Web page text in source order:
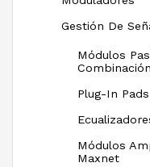
Gestión De
Módulos
Combinación
Plug-In
Módulos
Maxnet